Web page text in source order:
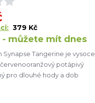
379 Kč
- můžete mít dnes
Synapse Tangerine je vysoce
červenooranžový potápivý
pro dlouhé hody a dob